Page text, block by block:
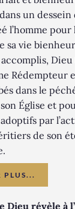
un
l’homme pour
sa vie
Dieu
Rédempteur
dans le
Église et
par
de son
PLUS...
Dieu révèle à